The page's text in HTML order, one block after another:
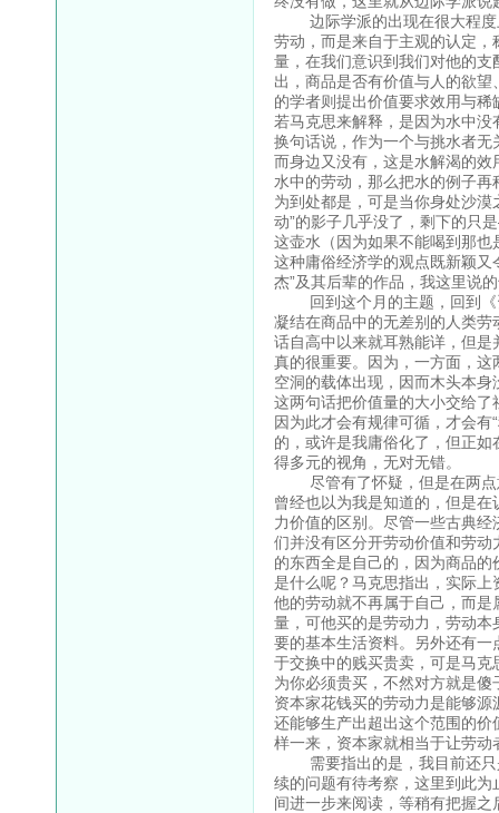
边际学派的出现在很大程度
劳动，而是来自于主观的认定，
量，在我们意识到我们对他的
出，商品是否有价值与人的欲
的学者则提出价值要求效用与
若马克思来解释，是因为水中
换句话说，作为一个与挑水者
而身边又没有，这是水解渴的
水中的劳动，那么把水的例子
为到处都是，可是当你身处沙
动”的影子几乎没了，剩下的只
这壶水（因为如果不能喝到那
这种庸俗经济学的观点既新颖
杰”及其后辈的作品，我这里说
回到这个月的主题，回到《
凝结在商品中的无差别的人类劳
话自高中以来就耳熟能详，但
真的很重要。因为，一方面，
空洞的载体出现，因而木头本
这两句话把价值量的大小交给
因为此才会有规律可循，才会
的，或许是我庸俗化了，但正
得多元的视角，无对无错。
尽管有了怀疑，但是在两点
曾经也以为我是知道的，但是
力价值的区别。尽管一些古典
们并没有区分开劳动价值和劳
的东西全是自己的，因为商品
是什么呢？马克思指出，实际
他的劳动就不再属于自己，而
量，可他买的是劳动力，劳动
要的基本生活资料。另外还有
于交换中的贱买贵卖，可是马
为你必须贵买，不然对方就是
资本家花钱买的劳动力是能够
还能够生产出超出这个范围的
样一来，资本家就相当于让劳
需要指出的是，我目前还只
续的问题有待考察，这里到此
间进一步来阅读，等稍有把握之